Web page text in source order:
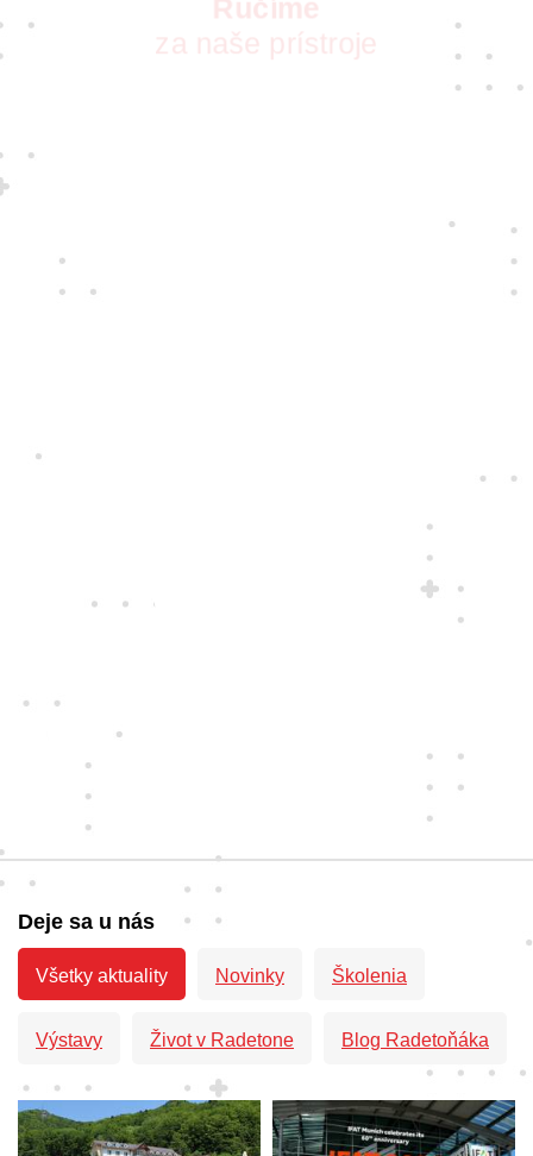
Ručíme
za naše prístroje
Deje sa u nás
Všetky aktuality Novinky Školenia
Výstavy Život v Radetone Blog Radetoňáka